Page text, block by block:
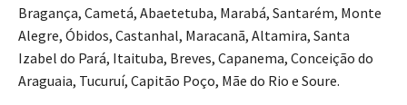
Bragança, Cametá, Abaetetuba, Marabá, Santarém, Monte
Alegre, Óbidos, Castanhal, Maracanã, Altamira, Santa
Izabel do Pará, Itaituba, Breves, Capanema, Conceição do
Araguaia, Tucuruí, Capitão Poço, Mãe do Rio e Soure.